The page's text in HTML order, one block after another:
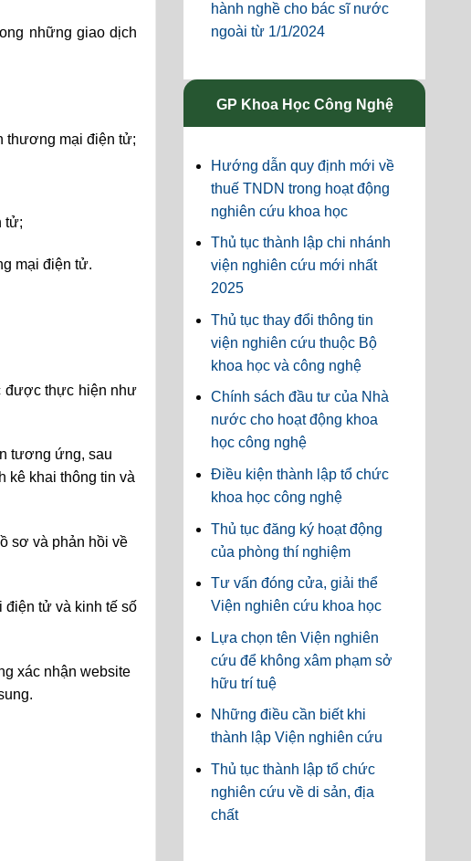
những giao dịch
thương mại điện tử;
tử;
mại điện tử.
được thực hiện như
tương ứng, sau
kê khai thông tin và
sơ và phản hồi về
tử và kinh tế số
xác nhận website
hành nghề cho bác sĩ nước
ngoài từ 1/1/2024
GP Khoa Học Công Nghệ
Hướng dẫn quy định mới về
thuế TNDN trong hoạt động
nghiên cứu khoa học
Thủ tục thành lập chi nhánh
viện nghiên cứu mới nhất
2025
Thủ tục thay đổi thông tin
viện nghiên cứu thuộc Bộ
khoa học và công nghệ
Chính sách đầu tư của Nhà
nước cho hoạt động khoa
học công nghệ
Điều kiện thành lập tổ chức
khoa học công nghệ
Thủ tục đăng ký hoạt động
của phòng thí nghiệm
Tư vấn đóng cửa, giải thể
Viện nghiên cứu khoa học
Lựa chọn tên Viện nghiên
cứu để không xâm phạm sở
hữu trí tuệ
Những điều cần biết khi
thành lập Viện nghiên cứu
Thủ tục thành lập tổ chức
nghiên cứu về di sản, địa
chất